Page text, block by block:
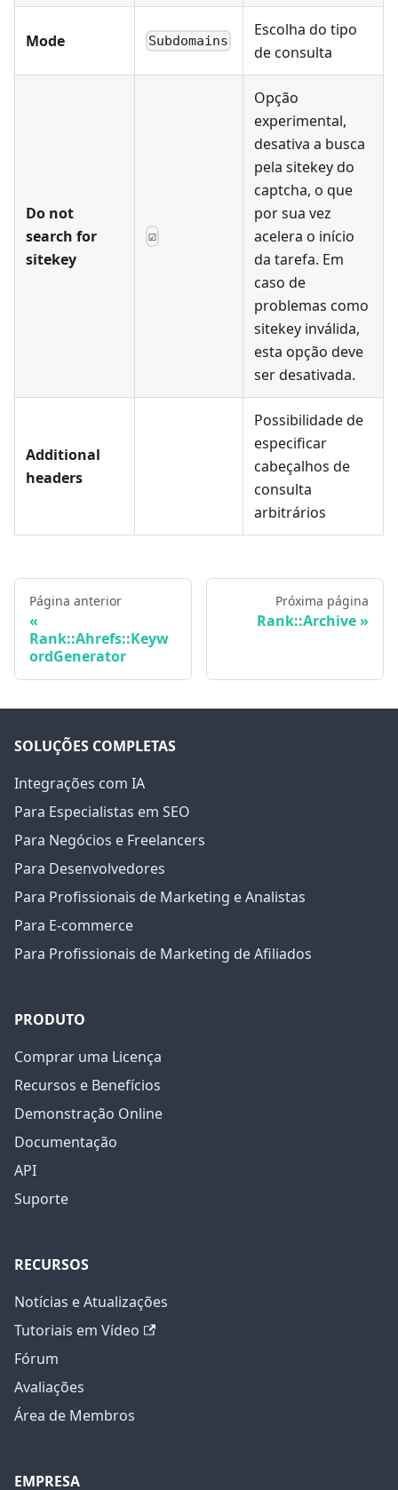
Mode Subdomains
Escolha do tipo
de consulta
Do not
search for
sitekey
☑
Opção
experimental,
desativa a busca
pela sitekey do
captcha, o que
por sua vez
acelera o início
da tarefa. Em
caso de
problemas como
sitekey inválida,
esta opção deve
ser desativada.
Additional
headers
Possibilidade de
especificar
cabeçalhos de
consulta
arbitrários
Página anterior
Rank::Ahrefs::Keyw
ordGenerator
Próxima página
Rank::Archive
SOLUÇÕES COMPLETAS
Integrações com IA
Para Especialistas em SEO
Para Negócios e Freelancers
Para Desenvolvedores
Para Profissionais de Marketing e Analistas
Para E-commerce
Para Profissionais de Marketing de Afiliados
PRODUTO
Comprar uma Licença
Recursos e Benefícios
Demonstração Online
Documentação
API
Suporte
RECURSOS
Notícias e Atualizações
Tutoriais em Vídeo
Fórum
Avaliações
Área de Membros
EMPRESA